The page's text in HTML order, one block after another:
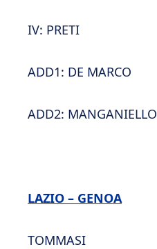
IV: PRETI
ADD1: DE MARCO
ADD2: MANGANIELLO
LAZIO – GENOA
TOMMASI